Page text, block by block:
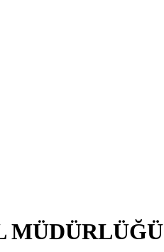
MÜDÜRLÜĞÜ